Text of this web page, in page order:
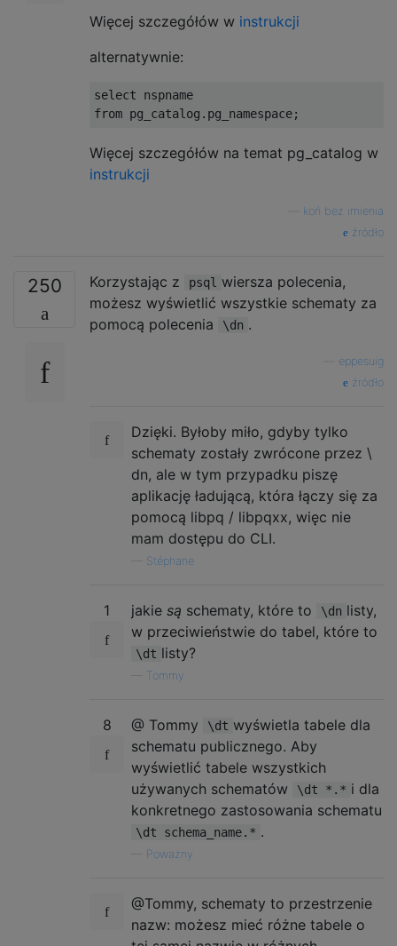
Więcej szczegółów w instrukcji
alternatywnie:
select nspname
from pg_catalog . pg_namespace;
Więcej szczegółów na temat pg_catalog w
instrukcji
koń bez imienia
źródło
250 Korzystając z psql wiersza polecenia,
możesz wyświetlić wszystkie schematy za
pomocą polecenia
\dn .
eppesuig
źródło
Dzięki. Byłoby miło, gdyby tylko
schematy zostały zwrócone przez \
dn, ale w tym przypadku piszę
aplikację ładującą, która łączy się za
pomocą libpq / libpqxx, więc nie
mam dostępu do CLI.
Stéphane
1 jakie są schematy, które to \dn listy,
w przeciwieństwie do tabel, które to
\dt listy?
Tommy
8 @ Tommy \dt wyświetla tabele dla
schematu publicznego. Aby
wyświetlić tabele wszystkich
używanych schematów
\dt *.* i dla
konkretnego zastosowania schematu
\dt schema_name.* .
Poważny
@Tommy, schematy to przestrzenie
nazw: możesz mieć różne tabele o